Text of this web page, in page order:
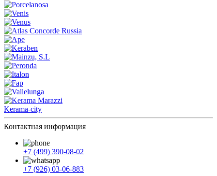
Kerama-city
Контактная информация
+7 (499) 390-08-02
+7 (926) 03-06-883